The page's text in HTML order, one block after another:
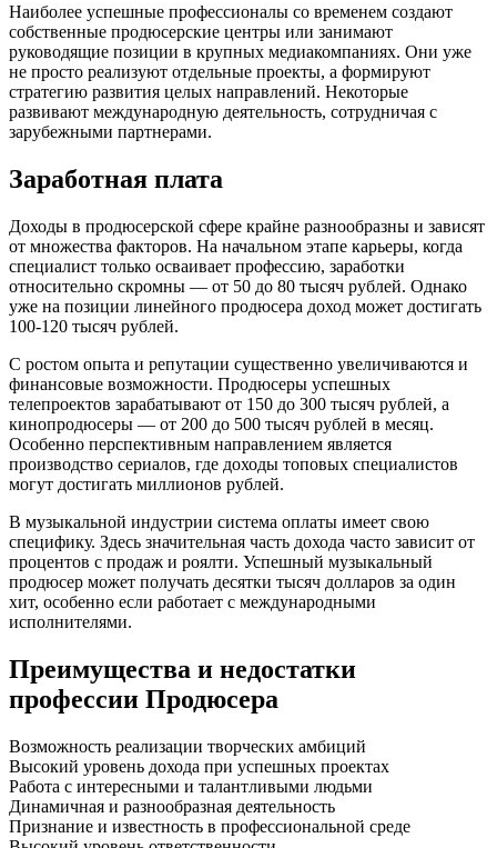
Наиболее успешные профессионалы со временем создают
собственные продюсерские центры или занимают
руководящие позиции в крупных медиакомпаниях. Они уже
не просто реализуют отдельные проекты, а формируют
стратегию развития целых направлений. Некоторые
развивают международную деятельность, сотрудничая с
зарубежными партнерами.
Заработная плата
Доходы в продюсерской сфере крайне разнообразны и зависят
от множества факторов. На начальном этапе карьеры, когда
специалист только осваивает профессию, заработки
относительно скромны — от 50 до 80 тысяч рублей. Однако
уже на позиции линейного продюсера доход может достигать
100-120 тысяч рублей.
С ростом опыта и репутации существенно увеличиваются и
финансовые возможности. Продюсеры успешных
телепроектов зарабатывают от 150 до 300 тысяч рублей, а
кинопродюсеры — от 200 до 500 тысяч рублей в месяц.
Особенно перспективным направлением является
производство сериалов, где доходы топовых специалистов
могут достигать миллионов рублей.
В музыкальной индустрии система оплаты имеет свою
специфику. Здесь значительная часть дохода часто зависит от
процентов с продаж и роялти. Успешный музыкальный
продюсер может получать десятки тысяч долларов за один
хит, особенно если работает с международными
исполнителями.
Преимущества и недостатки
профессии Продюсера
Возможность реализации творческих амбиций
Высокий уровень дохода при успешных проектах
Работа с интересными и талантливыми людьми
Динамичная и разнообразная деятельность
Признание и известность в профессиональной среде